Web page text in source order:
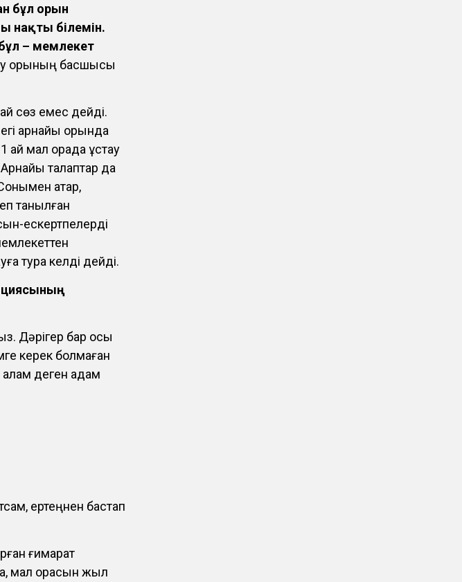
бұл орын
нақты білемін.
– мемлекет
қорының басшысы
сөз емес дейді.
арнайы орында
ай мал қорада ұстау
талаптар да
қатар,
танылған
ескертпелерді
тура келді дейді.
Дәрігер бар осы
керек болмаған
алам деген адам
ертеңнен бастап
ғимарат
мал қорасын жыл